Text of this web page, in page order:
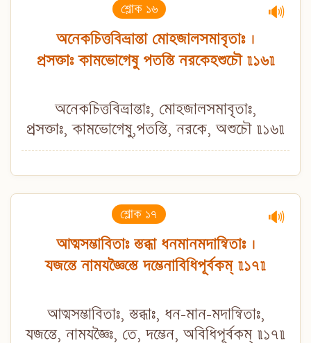
শ্লোক ১৬ 🔊
অনেকচিত্তবিভ্রান্তা মোহজালসমাবৃতাঃ ।
প্রসক্তাঃ কামভোগেষু পতন্তি নরকেহশুচৌ ॥১৬॥
অনেকচিত্তবিভ্রান্তাঃ, মোহজালসমাবৃতাঃ,
প্রসক্তাঃ, কামভোগেষু,পতন্তি, নরকে, অশুচৌ ॥১৬॥
শ্লোক ১৭ 🔊
আত্মসম্ভাবিতাঃ স্তব্ধা ধনমানমদান্বিতাঃ ।
যজন্তে নামযজ্ঞৈস্তে দম্ভেনাবিধিপূর্বকম্ ॥১৭॥
আত্মসম্ভাবিতাঃ, স্তব্ধাঃ, ধন-মান-মদান্বিতাঃ,
যজন্তে, নামযজ্ঞৈঃ, তে, দম্ভেন, অবিধিপূর্বকম্ ॥১৭॥